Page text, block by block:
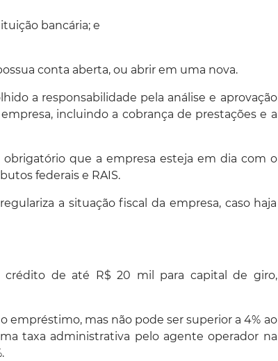
bancária; e
conta aberta, ou abrir em uma nova.
a responsabilidade pela análise e aprovação
incluindo a cobrança de prestações e a
que a empresa esteja em dia com o
federais e RAIS.
a situação fiscal da empresa, caso haja
crédito de até R$ 20 mil para capital de giro,
empréstimo, mas não pode ser superior a 4% ao
taxa administrativa pelo agente operador na